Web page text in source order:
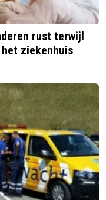
rust terwijl
ziekenhuis